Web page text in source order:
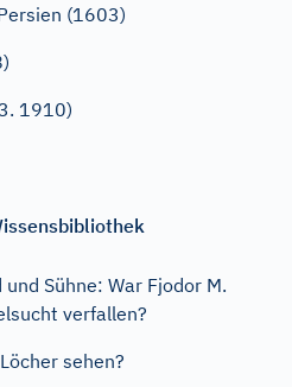
(1603)
1910)
Sühne: War Fjodor M.
verfallen?
sehen?